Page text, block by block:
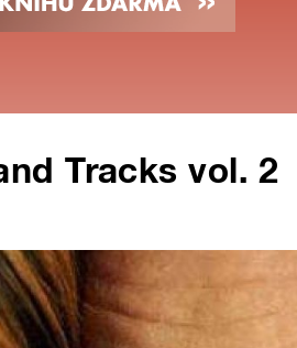
Tracks vol. 2